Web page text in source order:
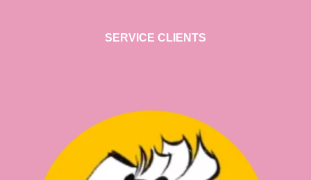
SERVICE CLIENTS